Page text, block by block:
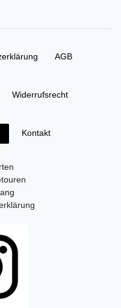
AGB
Widerrufs­recht
Kontakt